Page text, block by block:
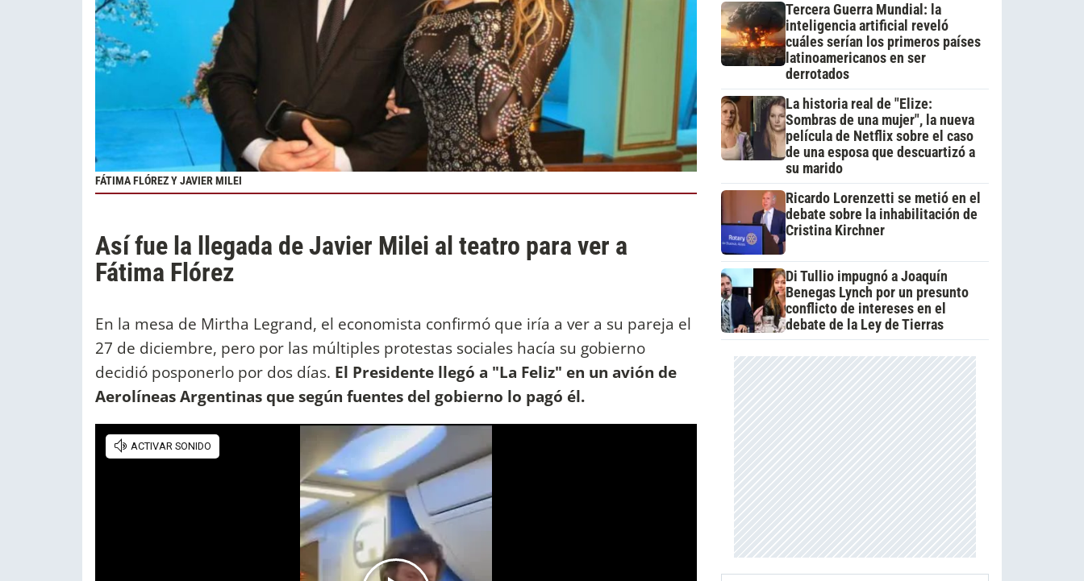
FÁTIMA FLÓREZ Y JAVIER MILEI
Así fue la llegada de Javier Milei al teatro para ver a
Fátima Flórez
En la mesa de Mirtha Legrand, el economista confirmó que iría a ver a su pareja el
27 de diciembre, pero por las múltiples protestas sociales hacía su gobierno
decidió posponerlo por dos días. El Presidente llegó a "La Feliz" en un avión de
Aerolíneas Argentinas que según fuentes del gobierno lo pagó él.
Tercera Guerra Mundial: la
inteligencia artificial reveló
cuáles serían los primeros países
latinoamericanos en ser
derrotados
La historia real de "Elize:
Sombras de una mujer", la nueva
película de Netflix sobre el caso
de una esposa que descuartizó a
su marido
Ricardo Lorenzetti se metió en el
debate sobre la inhabilitación de
Cristina Kirchner
Di Tullio impugnó a Joaquín
Benegas Lynch por un presunto
conflicto de intereses en el
debate de la Ley de Tierras